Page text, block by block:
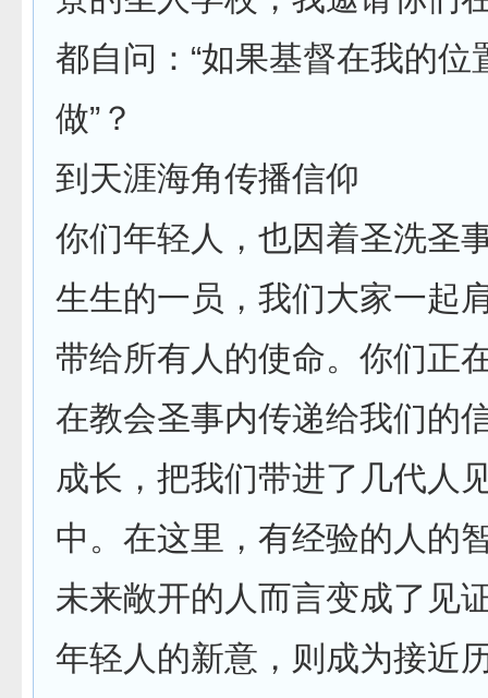
都自问：“如果基督在我的位
做”？
到天涯海角传播信仰
你们年轻人，也因着圣洗圣
生生的一员，我们大家一起
带给所有人的使命。你们正
在教会圣事内传递给我们的
成长，把我们带进了几代人
中。在这里，有经验的人的
未来敞开的人而言变成了见
年轻人的新意，则成为接近